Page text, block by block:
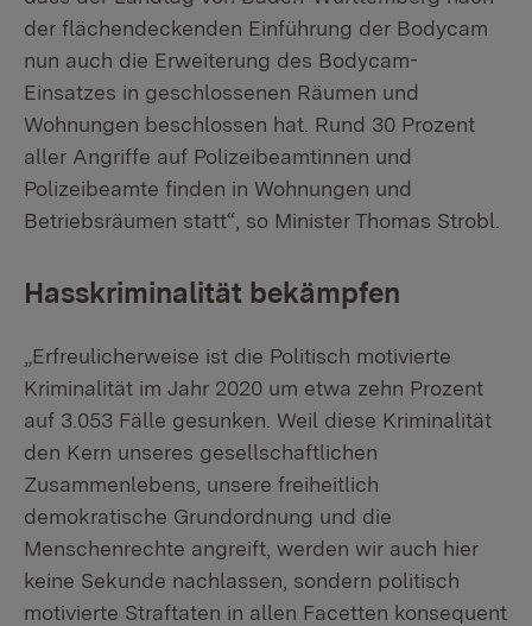
der flächendeckenden Einführung der Bodycam
nun auch die Erweiterung des Bodycam-
Einsatzes in geschlossenen Räumen und
Wohnungen beschlossen hat. Rund 30 Prozent
aller Angriffe auf Polizeibeamtinnen und
Polizeibeamte finden in Wohnungen und
Betriebsräumen statt“, so Minister Thomas Strobl.
Hasskriminalität bekämpfen
„Erfreulicherweise ist die Politisch motivierte
Kriminalität im Jahr 2020 um etwa zehn Prozent
auf 3.053 Fälle gesunken. Weil diese Kriminalität
den Kern unseres gesellschaftlichen
Zusammenlebens, unsere freiheitlich
demokratische Grundordnung und die
Menschenrechte angreift, werden wir auch hier
keine Sekunde nachlassen, sondern politisch
motivierte Straftaten in allen Facetten konsequent